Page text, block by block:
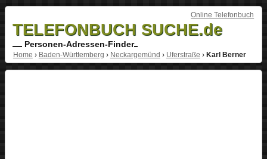
Online Telefonbuch
TELEFONBUCH SUCHE.de
Personen-Adressen-Finder
Home › Baden-Württemberg › Neckargemünd › Uferstraße › Karl Berner